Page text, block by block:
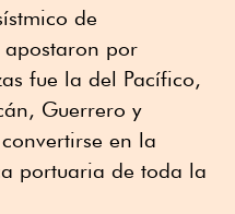
de
apostaron por
fue la del Pacífico,
Guerrero y
en la
portuaria de toda la